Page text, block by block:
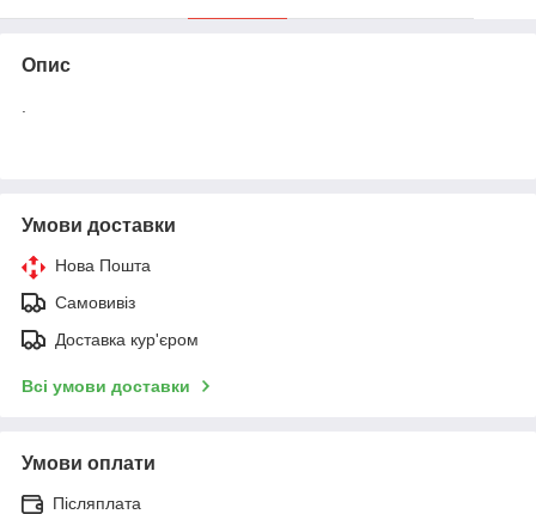
Опис
Умови доставки
Нова Пошта
Самовивіз
Доставка кур'єром
Всі умови доставки
Умови оплати
Післяплата